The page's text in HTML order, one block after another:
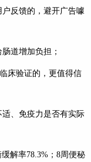
反馈的，避开广告噱
道增加负担；
床验证的，更值得信
、免疫力是否有实际
解率78.3%；8周便秘